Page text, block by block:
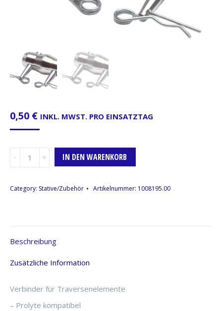
0,50 € INKL. MWST. PRO EINSATZTAG
PL
IN DEN WARENKORB
Category: Stative/Zubehör Artikelnummer: 1008195.00
Beschreibung
Zusätzliche Information
Verbinder für Traversenelemente
– Prolyte kompatibel